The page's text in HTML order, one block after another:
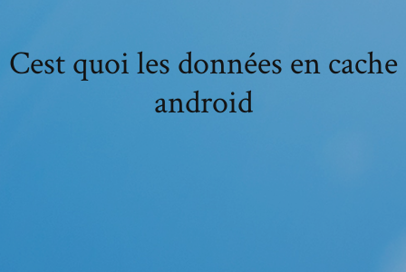
Cest quoi les données en cache
android